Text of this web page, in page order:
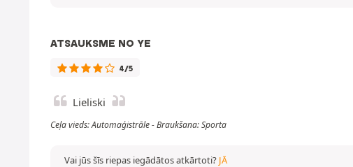
ATSAUKSME NO YE
4/5
Lieliski
Ceļa vieds: Automaģistrāle - Braukšana: Sporta
Vai jūs šīs riepas iegādātos atkārtoti? JĀ